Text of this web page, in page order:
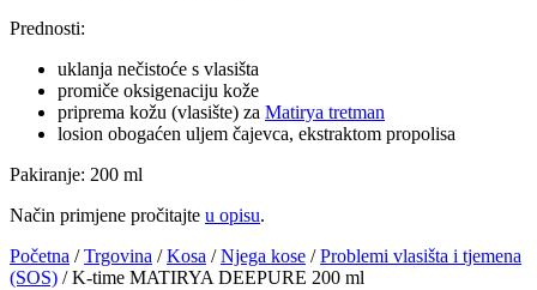
Prednosti:
uklanja nečistoće s vlasišta
promiče oksigenaciju kože
priprema kožu (vlasište) za Matirya tretman
losion obogaćen uljem čajevca, ekstraktom propolisa
Pakiranje: 200 ml
Način primjene pročitajte u opisu.
Početna /Trgovina /Kosa /Njega kose /Problemi vlasišta i tjemena
(SOS) / K-time MATIRYA DEEPURE 200 ml